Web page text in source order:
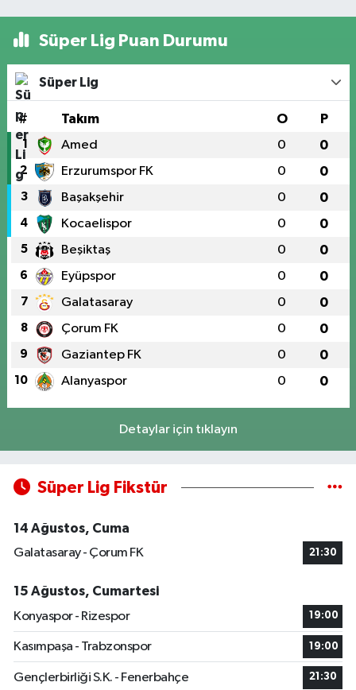
Süper Lig Puan Durumu
Süper Lig
# Takım O P
1 Amed 0 0
2 Erzurumspor FK 0 0
3 Başakşehir 0 0
4 Kocaelispor 0 0
5 Beşiktaş 0 0
6 Eyüpspor 0 0
7 Galatasaray 0 0
8 Çorum FK 0 0
9 Gaziantep FK 0 0
10 Alanyaspor 0 0
Detaylar için tıklayın
Süper Lig Fikstür
14 Ağustos, Cuma
Galatasaray - Çorum FK
21:30
15 Ağustos, Cumartesi
Konyaspor - Rizespor
19:00
Kasımpaşa - Trabzonspor 19:00
Gençlerbirliği S.K. - Fenerbahçe 21:30